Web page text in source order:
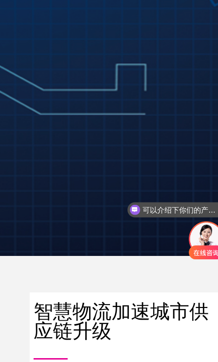
智慧物流加速城市供
应链升级
可以介绍下你们的产品么